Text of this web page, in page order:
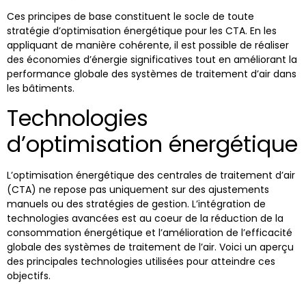
Ces principes de base constituent le socle de toute
stratégie d’optimisation énergétique pour les CTA. En les
appliquant de manière cohérente, il est possible de réaliser
des économies d’énergie significatives tout en améliorant la
performance globale des systèmes de traitement d’air dans
les bâtiments.
Technologies
d’optimisation énergétique
L’optimisation énergétique des centrales de traitement d’air
(CTA) ne repose pas uniquement sur des ajustements
manuels ou des stratégies de gestion. L’intégration de
technologies avancées est au coeur de la réduction de la
consommation énergétique et l’amélioration de l’efficacité
globale des systèmes de traitement de l’air. Voici un aperçu
des principales technologies utilisées pour atteindre ces
objectifs.